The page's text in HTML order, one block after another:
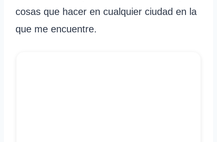
cosas que hacer en cualquier ciudad en la
que me encuentre.